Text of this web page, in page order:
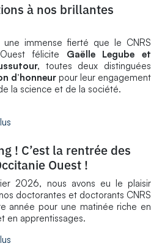
à nos brillantes
une immense fierté que le CNRS
félicite Gaëlle Legube et
toutes deux distinguées
d’honneur pour leur engagement
la science et de la société.
! C’est la rentrée des
Ouest !
2026, nous avons eu le plaisir
doctorantes et doctorants CNRS
année pour une matinée riche en
en apprentissages.